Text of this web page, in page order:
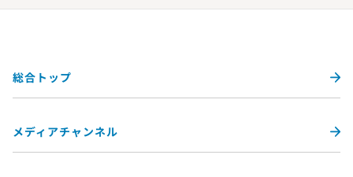
総合トップ
メディアチャンネル